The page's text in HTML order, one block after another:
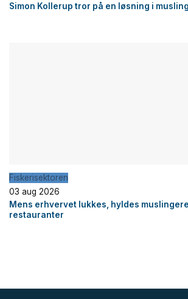
Simon Kollerup tror på en løsning i
Fiskerisektoren
03 aug 2026
Mens erhvervet lukkes, hyldes
restauranter